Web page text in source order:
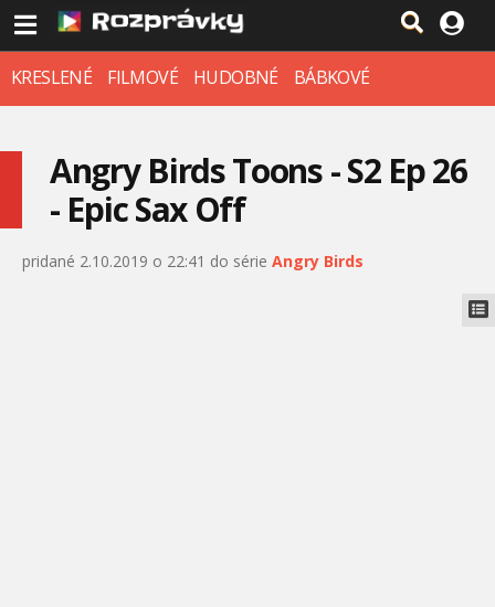
KRESLENÉ FILMOVÉ HUDOBNÉ BÁBKOVÉ
Angry Birds Toons - S2 Ep 26
- Epic Sax Off
pridané 2.10.2019 o 22:41 do série Angry Birds